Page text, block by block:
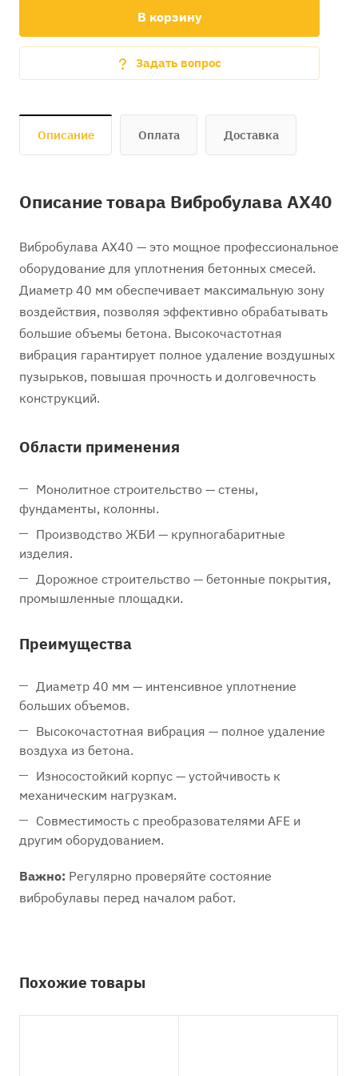
В корзину
Задать вопрос
Описание Оплата Доставка
Описание товара Вибробулава AX40
Вибробулава AX40 — это мощное профессиональное
оборудование для уплотнения бетонных смесей.
Диаметр 40 мм обеспечивает максимальную зону
воздействия, позволяя эффективно обрабатывать
большие объемы бетона. Высокочастотная
вибрация гарантирует полное удаление воздушных
пузырьков, повышая прочность и долговечность
конструкций.
Области применения
Монолитное строительство — стены,
фундаменты, колонны.
Производство ЖБИ — крупногабаритные
изделия.
Дорожное строительство — бетонные покрытия,
промышленные площадки.
Преимущества
Диаметр 40 мм — интенсивное уплотнение
больших объемов.
Высокочастотная вибрация — полное удаление
воздуха из бетона.
Износостойкий корпус — устойчивость к
механическим нагрузкам.
Совместимость с преобразователями AFE и
другим оборудованием.
Важно: Регулярно проверяйте состояние
вибробулавы перед началом работ.
Похожие товары